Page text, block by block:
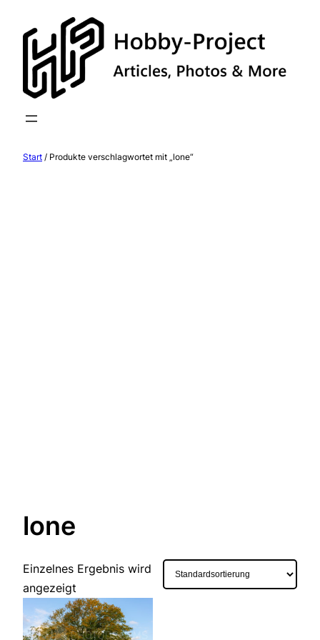
Inhalt
springen
Start / Produkte verschlagwortet mit „lone“
lone
Einzelnes Ergebnis wird
angezeigt